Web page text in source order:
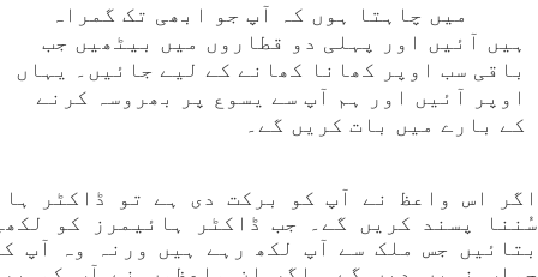
میں چاہتا ہوں کہ آپ جو ابھی تک گمراہ
ہیں آئیں اور پہلی دو قطاروں میں بیٹھیں جب
باقی سب اوپر کھانا کھانے کے لیے جائیں۔ یہاں
اوپر آئیں اور ہم آپ سے یسوع پر بھروسہ کرنے
کے بارے میں بات کریں گے۔
اگر اس واعظ نے آپ کو برکت دی ہے تو ڈاکٹر
سُننا پسند کریں گے۔ جب ڈاکٹر ہائیمرز کو
بتائیں جس ملک سے آپ لکھ رہے ہیں ورنہ وہ آپ